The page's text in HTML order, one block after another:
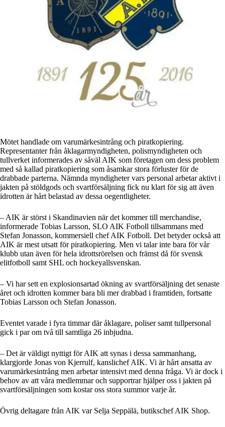
Mötet handlade om varumärkesintrång och piratkopiering.
Representanter från åklagarmyndigheten, polismyndigheten och
tullverket informerades av såväl AIK som företagen om dess problem
med så kallad piratkopiering som åsamkar stora förluster för de
drabbade parterna. Nämnda myndigheter vars personal arbetar aktivt i
jakten på stöldgods och svartförsäljning fick nu klart för sig att även
idrotten är hårt belastad av dessa oegentligheter.
– AIK är störst i Skandinavien när det kommer till merchandise,
informerade Tobias Larsson, SLO AIK Fotboll tillsammans med
Stefan Jonasson, kommersiell chef AIK Fotboll. Det betyder också att
AIK är mest utsatt för piratkopiering. Men vi talar inte bara för vår
klubb utan även för hela idrottsrörelsen och främst då för svensk
elitfotboll samt SHL och hockeyallsvenskan.
– Vi har sett en explosionsartad ökning av svartförsäljning det senaste
året och idrotten kommer bara bli mer drabbad i framtiden, fortsatte
Tobias Larsson och Stefan Jonasson.
Eventet varade i fyra timmar där åklagare, poliser samt tullpersonal
gick i par om två till samtliga 26 inbjudna.
– Det är väldigt nyttigt för AIK att synas i dessa sammanhang,
klargjorde Jonas von Kjerrulf, kanslichef AIK. Vi är hårt ansatta av
varumärkesintrång men arbetar intensivt med denna fråga. Vi är dock i
behov av att våra medlemmar och supportrar hjälper oss i jakten på
svartförsäljningen som kostar oss stora summor varje år.
Övrig deltagare från AIK var Selja Seppälä, butikschef AIK Shop.